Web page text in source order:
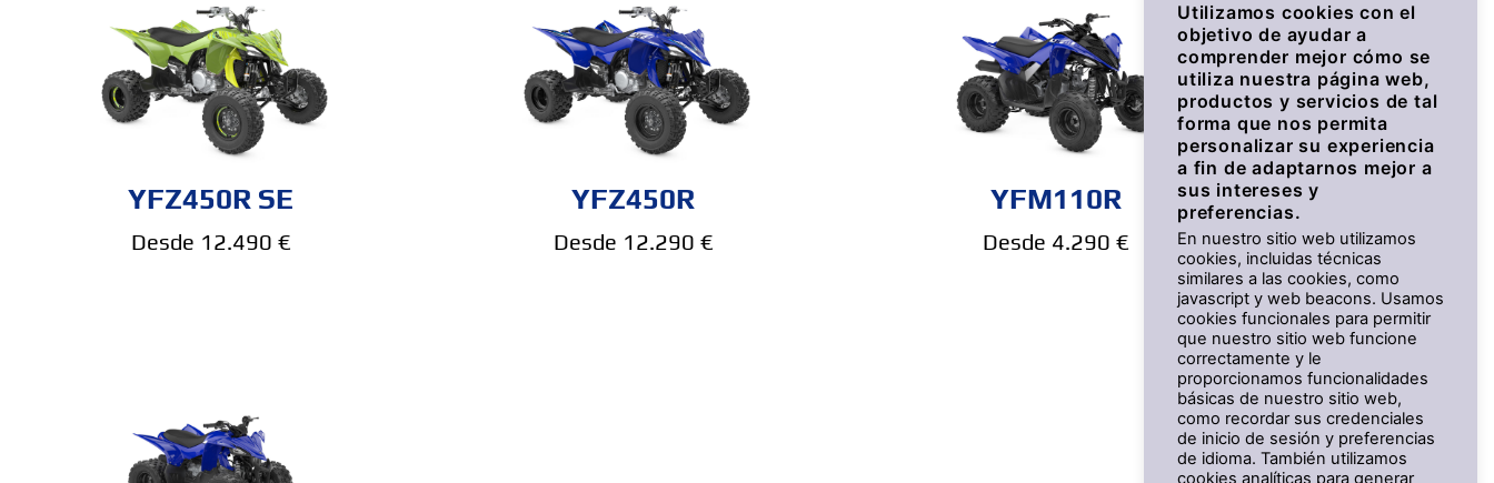
YFZ450R SE
Desde 12.490 €
YFZ450R
Desde 12.290 €
YFM110R
Desde 4.290 €
Utilizamos cookies con el
objetivo de ayudar a
comprender mejor cómo se
utiliza nuestra página web,
productos y servicios de tal
forma que nos permita
personalizar su experiencia
a fin de adaptarnos mejor a
sus intereses y
preferencias.
En nuestro sitio web utilizamos
cookies, incluidas técnicas
similares a las cookies, como
javascript y web beacons. Usamos
cookies funcionales para permitir
que nuestro sitio web funcione
correctamente y le
proporcionamos funcionalidades
básicas de nuestro sitio web,
como recordar sus credenciales
de inicio de sesión y preferencias
de idioma. También utilizamos
cookies analíticas para generar